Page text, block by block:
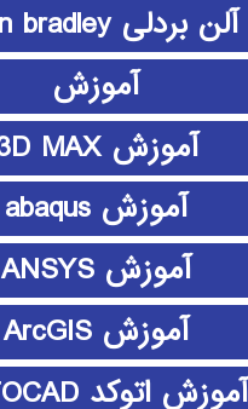
آلن بردلی Allen bradley
آموزش
آموزش 3D MAX
آموزش abaqus
آموزش ANSYS
آموزش ArcGIS
آموزش اتوکد AUTOCAD